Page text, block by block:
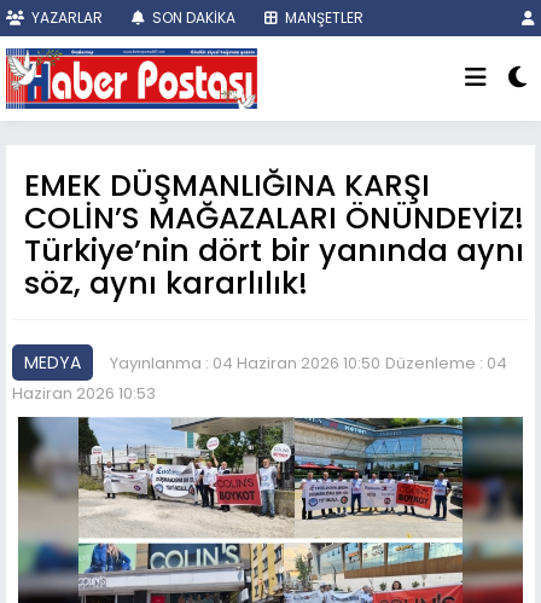
YAZARLAR SON DAKİKA MANŞETLER
EMEK DÜŞMANLIĞINA KARŞI
COLİN’S MAĞAZALARI ÖNÜNDEYİZ!
Türkiye’nin dört bir yanında aynı
söz, aynı kararlılık!
MEDYA Yayınlanma : 04 Haziran 2026 10:50 Düzenleme : 04
Haziran 2026 10:53